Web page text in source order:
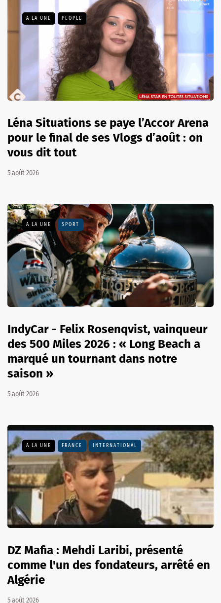
A LA UNE PEOPLE
Léna Situations se paye l’Accor Arena
pour le final de ses Vlogs d’août : on
vous dit tout
5 août 2026
A LA UNE SPORT
IndyCar - Felix Rosenqvist, vainqueur
des 500 Miles 2026 : « Long Beach a
marqué un tournant dans notre
saison »
5 août 2026
A LA UNE FRANCE INTERNATIONAL
DZ Mafia : Mehdi Laribi, présenté
comme l'un des fondateurs, arrêté en
Algérie
5 août 2026